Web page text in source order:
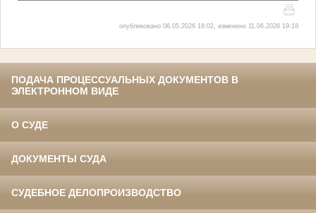
опубликовано 06.05.2026 18:02, изменено 11.06.2026 19:18
ПОДАЧА ПРОЦЕССУАЛЬНЫХ ДОКУМЕНТОВ В
ЭЛЕКТРОННОМ ВИДЕ
О СУДЕ
ДОКУМЕНТЫ СУДА
СУДЕБНОЕ ДЕЛОПРОИЗВОДСТВО